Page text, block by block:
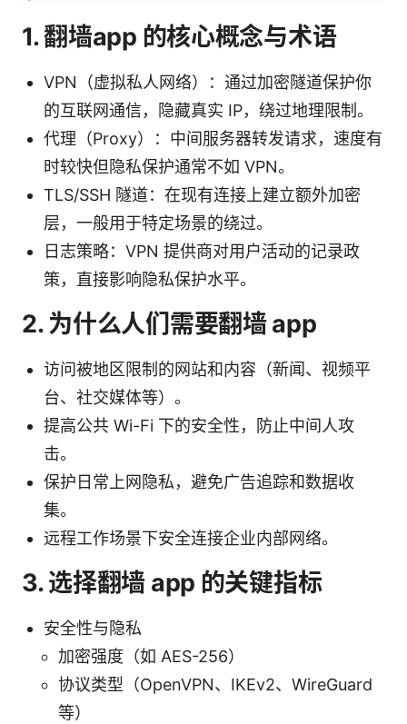
1. 翻墙app 的核心概念与术语
VPN（虚拟私人网络）：通过加密隧道保护你
的互联网通信，隐藏真实 IP，绕过地理限制。
代理（Proxy）：中间服务器转发请求，速度有
时较快但隐私保护通常不如 VPN。
TLS/SSH 隧道：在现有连接上建立额外加密
层，一般用于特定场景的绕过。
日志策略：VPN 提供商对用户活动的记录政
策，直接影响隐私保护水平。
2. 为什么人们需要翻墙 app
访问被地区限制的网站和内容（新闻、视频平
台、社交媒体等）。
提高公共 Wi-Fi 下的安全性，防止中间人攻
击。
保护日常上网隐私，避免广告追踪和数据收
集。
远程工作场景下安全连接企业内部网络。
3. 选择翻墙 app 的关键指标
安全性与隐私
加密强度（如 AES-256）
协议类型（OpenVPN、IKEv2、WireGuard
等）